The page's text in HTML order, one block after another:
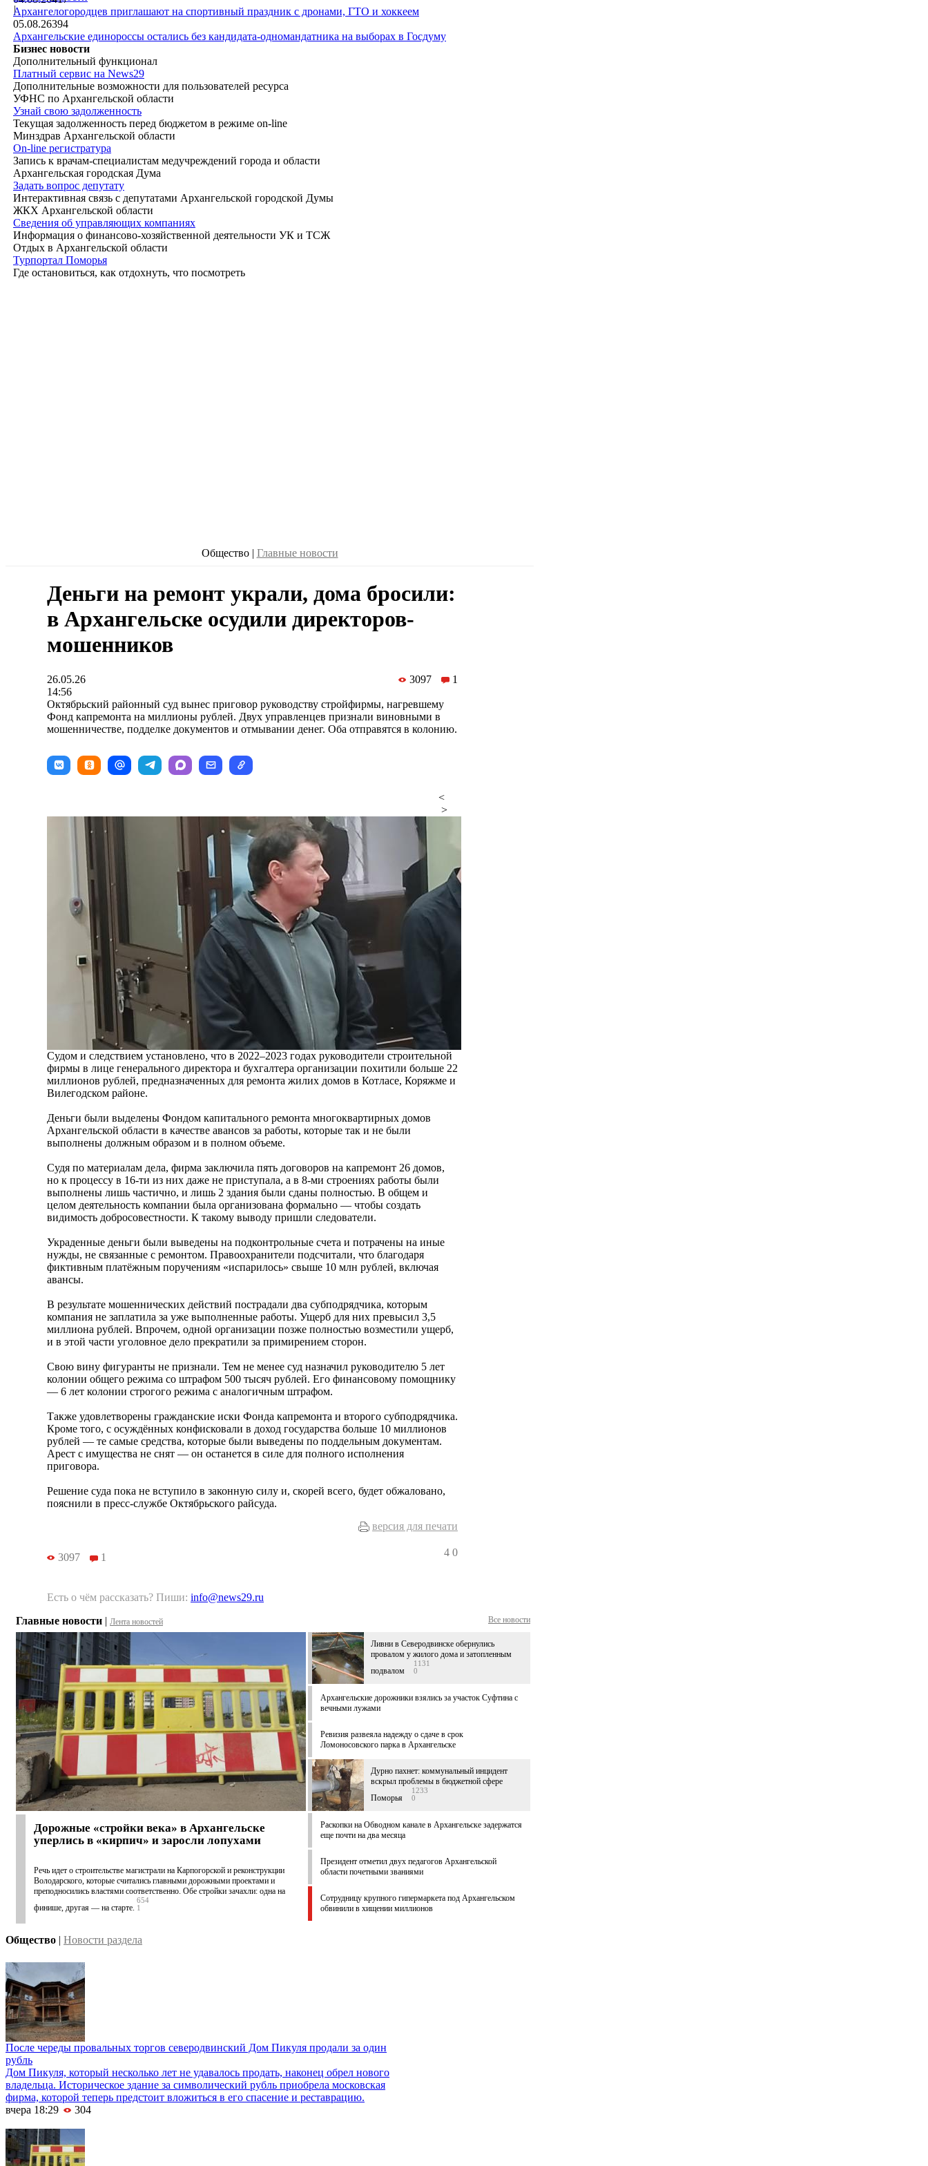
|Архангелогородцев приглашают на спортивный праздник с дронами, ГТО и хоккеем
05.08.26394
Архангельские единороссы остались без кандидата-одномандатника на выборах в Госдуму
Бизнес новости
Дополнительный функционал
Платный сервис на News29
Дополнительные возможности для пользователей ресурса
УФНС по Архангельской области
Узнай свою задолженность
Текущая задолженность перед бюджетом в режиме on-line
Минздрав Архангельской области
On-line регистратура
Запись к врачам-специалистам медучреждений города и области
Архангельская городская Дума
Задать вопрос депутату
Интерактивная связь с депутатами Архангельской городской Думы
ЖКХ Архангельской области
Сведения об управляющих компаниях
Информация о финансово-хозяйственной деятельности УК и ТСЖ
Отдых в Архангельской области
Турпортал Поморья
Где остановиться, как отдохнуть, что посмотреть
Общество | Главные новости
Деньги на ремонт украли, дома бросили:
в Архангельске осудили директоров-
мошенников
26.05.26
14:56
3097 1
Октябрьский районный суд вынес приговор руководству стройфирмы, нагревшему
Фонд капремонта на миллионы рублей. Двух управленцев признали виновными в
мошенничестве, подделке документов и отмывании денег. Оба отправятся в колонию.
<
>
Судом и следствием установлено, что в 2022–2023 годах руководители строительной
фирмы в лице генерального директора и бухгалтера организации похитили больше 22
миллионов рублей, предназначенных для ремонта жилих домов в Котласе, Коряжме и
Вилегодском районе.
Деньги были выделены Фондом капитального ремонта многоквартирных домов
Архангельской области в качестве авансов за работы, которые так и не были
выполнены должным образом и в полном объеме.
Судя по материалам дела, фирма заключила пять договоров на капремонт 26 домов,
но к процессу в 16-ти из них даже не приступала, а в 8-ми строениях работы были
выполнены лишь частично, и лишь 2 здания были сданы полностью. В общем и
целом деятельность компании была организована формально — чтобы создать
видимость добросовестности. К такому выводу пришли следователи.
Украденные деньги были выведены на подконтрольные счета и потрачены на иные
нужды, не связанные с ремонтом. Правоохранители подсчитали, что благодаря
фиктивным платёжным поручениям «испарилось» свыше 10 млн рублей, включая
авансы.
В результате мошеннических действий пострадали два субподрядчика, которым
компания не заплатила за уже выполненные работы. Ущерб для них превысил 3,5
миллиона рублей. Впрочем, одной организации позже полностью возместили ущерб,
и в этой части уголовное дело прекратили за примирением сторон.
Свою вину фигуранты не признали. Тем не менее суд назначил руководителю 5 лет
колонии общего режима со штрафом 500 тысяч рублей. Его финансовому помощнику
— 6 лет колонии строгого режима с аналогичным штрафом.
Также удовлетворены гражданские иски Фонда капремонта и второго субподрядчика.
Кроме того, с осуждённых конфисковали в доход государства больше 10 миллионов
рублей — те самые средства, которые были выведены по поддельным документам.
Арест с имущества не снят — он останется в силе для полного исполнения
приговора.
Решение суда пока не вступило в законную силу и, скорей всего, будет обжаловано,
пояснили в пресс-службе Октябрьского райсуда.
версия для печати
3097 1 4 0
Есть о чём рассказать? Пиши: info@news29.ru
Главные новости | Лента новостей Все новости
Дорожные «стройки века» в Архангельске
уперлись в «кирпич» и заросли лопухами
Речь идет о строительстве магистрали на Карпогорской и реконструкции
Володарского, которые считались главными дорожными проектами и
преподносились властями соответственно. Обе стройки зачахли: одна на
финише, другая — на старте.
654
1
Ливни в Северодвинске обернулись
провалом у жилого дома и затопленным
подвалом
1131
0
Архангельские дорожники взялись за участок Суфтина с
вечными лужами
Ревизия развеяла надежду о сдаче в срок
Ломоносовского парка в Архангельске
Дурно пахнет: коммунальный инцидент
вскрыл проблемы в бюджетной сфере
Поморья
1233
0
Раскопки на Обводном канале в Архангельске задержатся
еще почти на два месяца
Президент отметил двух педагогов Архангельской
области почетными званиями
Сотрудницу крупного гипермаркета под Архангельском
обвинили в хищении миллионов
Общество | Новости раздела
После череды провальных торгов северодвинский Дом Пикуля продали за один
рубль
Дом Пикуля, который несколько лет не удавалось продать, наконец обрел нового
владельца. Историческое здание за символический рубль приобрела московская
фирма, которой теперь предстоит вложиться в его спасение и реставрацию.
вчера 18:29
304